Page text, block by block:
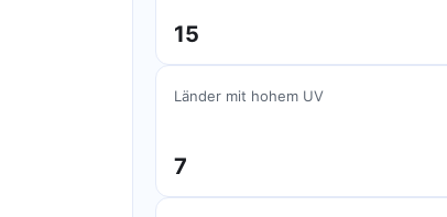
15
Länder mit hohem UV
7